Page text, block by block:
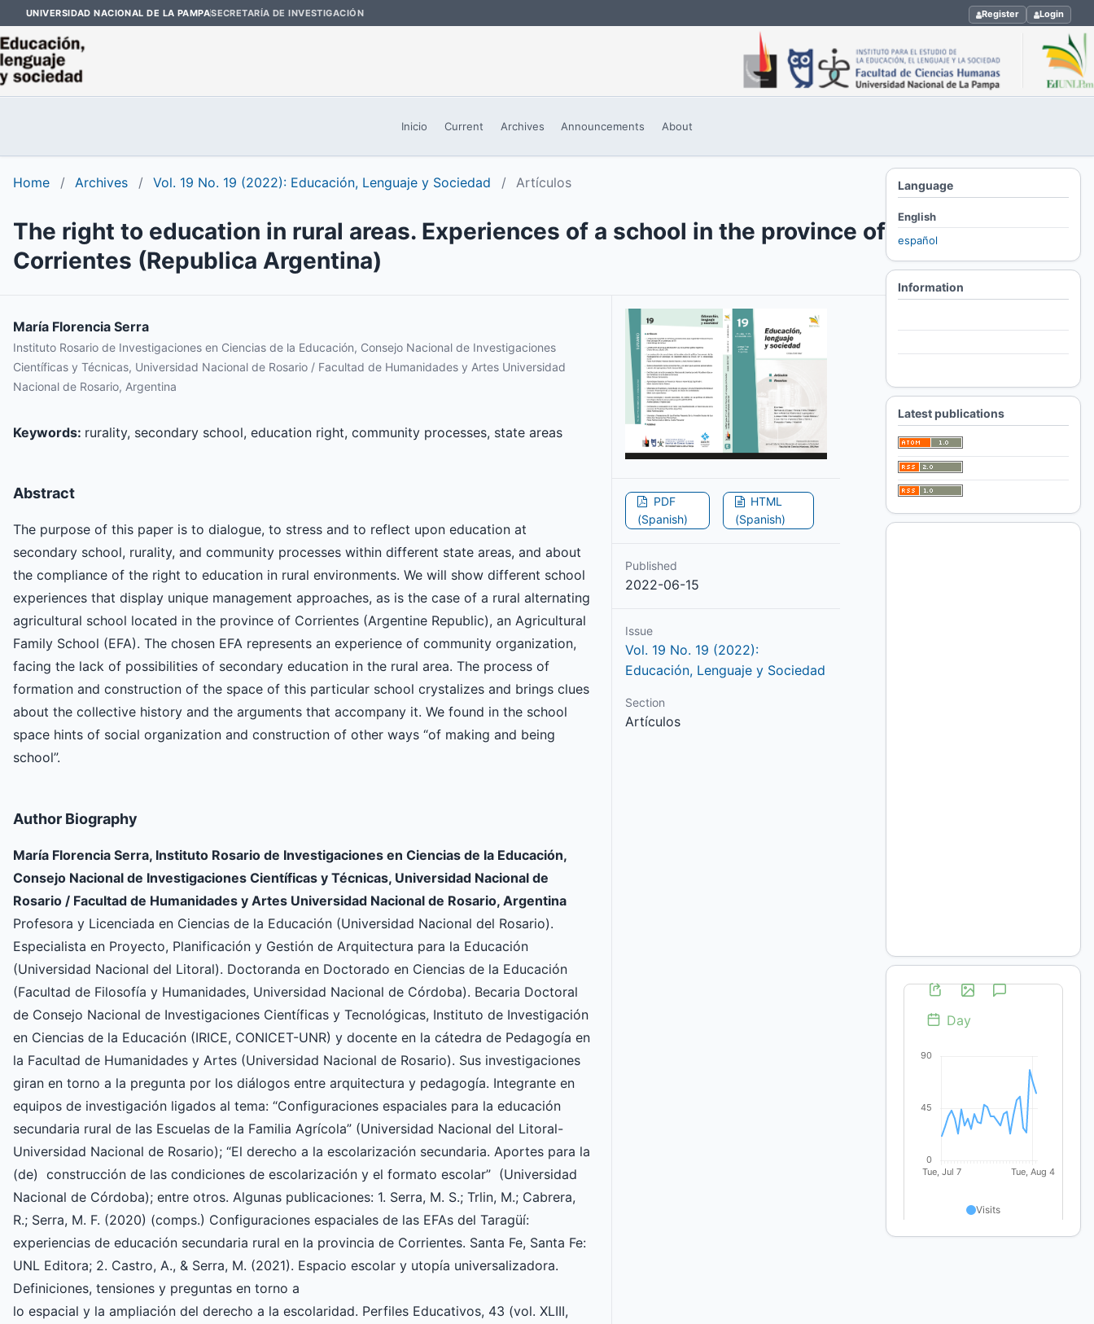
UNIVERSIDAD NACIONAL DE LA PAMPASECRETARÍA DE INVESTIGACIÓN Register Login
Inicio Current Archives Announcements About
Home / Archives / Vol. 19 No. 19 (2022): Educación, Lenguaje y Sociedad / Artículos
The right to education in rural areas. Experiences of a school in the province of
Corrientes (Republica Argentina)
María Florencia Serra
Instituto Rosario de Investigaciones en Ciencias de la Educación, Consejo Nacional de Investigaciones
Científicas y Técnicas, Universidad Nacional de Rosario / Facultad de Humanidades y Artes Universidad
Nacional de Rosario, Argentina
Keywords: rurality, secondary school, education right, community processes, state areas
Abstract
The purpose of this paper is to dialogue, to stress and to reflect upon education at
secondary school, rurality, and community processes within different state areas, and about
the compliance of the right to education in rural environments. We will show different school
experiences that display unique management approaches, as is the case of a rural alternating
agricultural school located in the province of Corrientes (Argentine Republic), an Agricultural
Family School (EFA). The chosen EFA represents an experience of community organization,
facing the lack of possibilities of secondary education in the rural area. The process of
formation and construction of the space of this particular school crystalizes and brings clues
about the collective history and the arguments that accompany it. We found in the school
space hints of social organization and construction of other ways “of making and being
school”.
Author Biography
María Florencia Serra, Instituto Rosario de Investigaciones en Ciencias de la Educación,
Consejo Nacional de Investigaciones Científicas y Técnicas, Universidad Nacional de
Rosario / Facultad de Humanidades y Artes Universidad Nacional de Rosario, Argentina
Profesora y Licenciada en Ciencias de la Educación (Universidad Nacional del Rosario).
Especialista en Proyecto, Planificación y Gestión de Arquitectura para la Educación
(Universidad Nacional del Litoral). Doctoranda en Doctorado en Ciencias de la Educación
(Facultad de Filosofía y Humanidades, Universidad Nacional de Córdoba). Becaria Doctoral
de Consejo Nacional de Investigaciones Científicas y Tecnológicas, Instituto de Investigación
en Ciencias de la Educación (IRICE, CONICET-UNR) y docente en la cátedra de Pedagogía en
la Facultad de Humanidades y Artes (Universidad Nacional de Rosario). Sus investigaciones
giran en torno a la pregunta por los diálogos entre arquitectura y pedagogía. Integrante en
equipos de investigación ligados al tema: “Configuraciones espaciales para la educación
secundaria rural de las Escuelas de la Familia Agrícola” (Universidad Nacional del Litoral-
Universidad Nacional de Rosario); “El derecho a la escolarización secundaria. Aportes para la
(de) construcción de las condiciones de escolarización y el formato escolar” (Universidad
Nacional de Córdoba); entre otros. Algunas publicaciones: 1. Serra, M. S.; Trlin, M.; Cabrera,
R.; Serra, M. F. (2020) (comps.) Configuraciones espaciales de las EFAs del Taragüí:
experiencias de educación secundaria rural en la provincia de Corrientes. Santa Fe, Santa Fe:
UNL Editora; 2. Castro, A., & Serra, M. (2021). Espacio escolar y utopía universalizadora.
Definiciones, tensiones y preguntas en torno a
lo espacial y la ampliación del derecho a la escolaridad. Perfiles Educativos, 43 (vol. XLIII,
PDF
(Spanish)
HTML
(Spanish)
Published
2022-06-15
Issue
Vol. 19 No. 19 (2022):
Educación, Lenguaje y Sociedad
Section
Artículos
Language
English
español
Information
Latest publications